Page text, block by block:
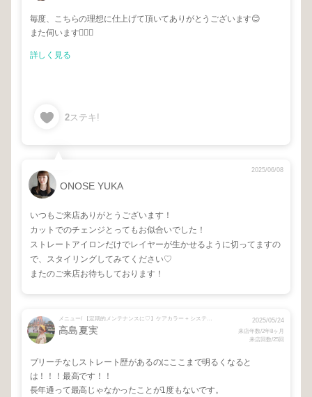
毎度、こちらの理想に仕上げて頂いてありがとうございます😊
また伺います🙋🏻‍♀️
詳しく見る
2ステキ!
ONOSE YUKA
2025/06/08
いつもご来店ありがとうございます！
カットでのチェンジとってもお似合いでした！
ストレートアイロンだけでレイヤーが生かせるように切ってますの
で、スタイリングしてみてください♡
またのご来店お待ちしております！
メニュー/ 【定期的メンテナンスに♡】ケアカラー + システムトリートメント + 【お悩み中の方☺︎】相談メニュー + メンテナンスカット
高島夏実
2025/05/24
来店年数/2年8ヶ月
来店回数/25回
ブリーチなしストレート歴があるのにここまで明るくなると
は！！！最高です！！
長年通って最高じゃなかったことが1度もないです。